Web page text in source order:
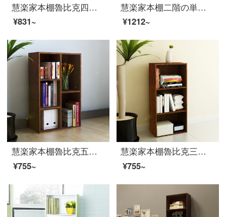
慧楽家本棚魯比克四階セット本棚収納棚黒11279
¥831~
慧楽家本棚二階の単門プリント本箱ファッション創意層棚棚11287-1
¥1212~
慧楽家本棚魯比克五格簡易書棚棚物置棚深紅チェリー木色11051
¥755~
慧楽家本棚魯比克三階セット書棚棚棚ロッカー自由コンボボックス深紅チェリー木色11052
¥755~